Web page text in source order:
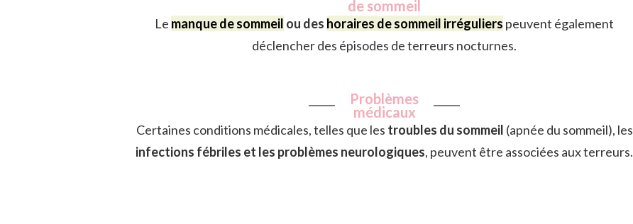
de sommeil
Le manque de sommeil ou des horaires de sommeil irréguliers peuvent également
déclencher des épisodes de terreurs nocturnes.
Problèmes
médicaux
Certaines conditions médicales, telles que les troubles du sommeil (apnée du sommeil), les
infections fébriles et les problèmes neurologiques, peuvent être associées aux terreurs.